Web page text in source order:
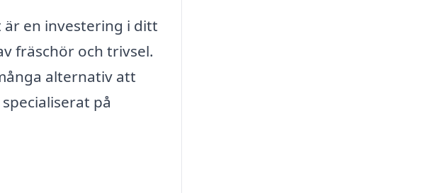
en investering i ditt
fräschör och trivsel.
alternativ att
på